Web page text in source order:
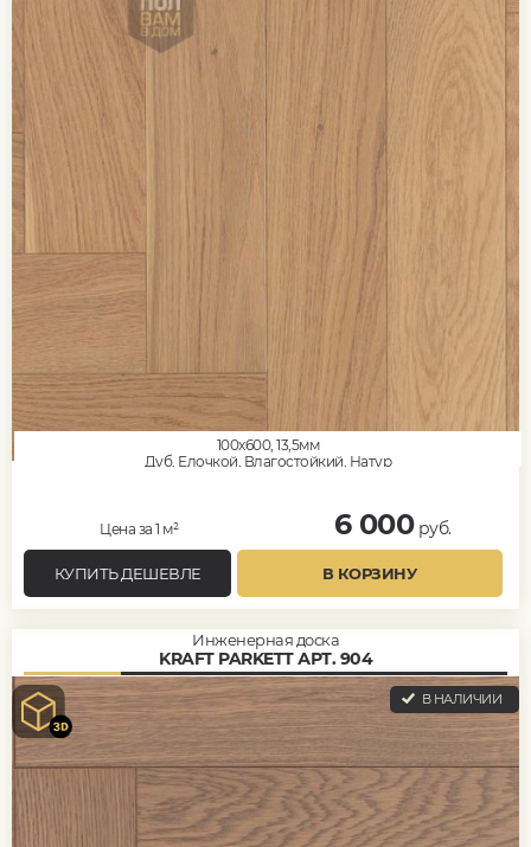
100x600, 13,5мм
Дуб, Елочкой, Влагостойкий, Натур
Цена за 1 м² 6 000руб.
КУПИТЬ ДЕШЕВЛЕ В КОРЗИНУ
Инженерная доска
KRAFT PARKETT АРТ. 904
В НАЛИЧИИ